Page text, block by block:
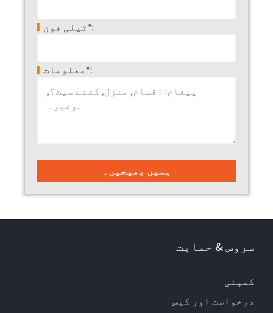
ٹیلی فون*:
معلومات*:
سروس & حمایت
کمپنی
درخواست اور کیس